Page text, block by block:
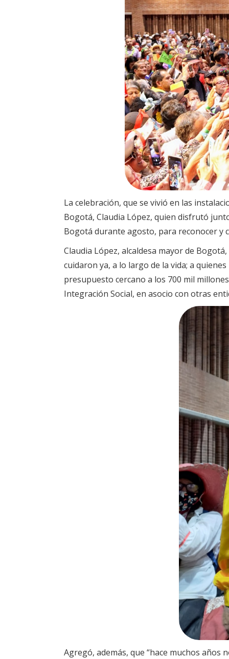
La celebración, que se vivió en las
Bogotá, Claudia López, quien disfrutó
Bogotá durante agosto, para reconocer y
Claudia López, alcaldesa mayor de
cuidaron ya, a lo largo de la vida; a
presupuesto cercano a los 700 mil
Integración Social, en asocio con otras
Agregó, además, que “hace muchos